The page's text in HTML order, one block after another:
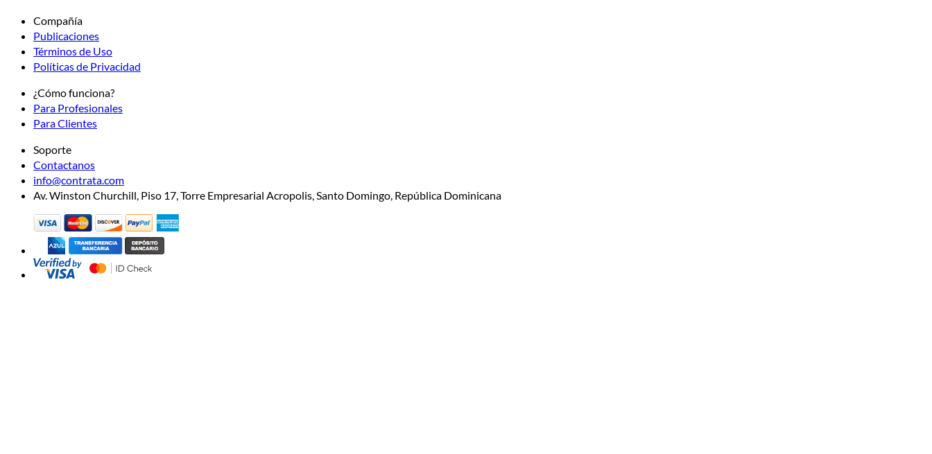
Compañía
Publicaciones
Términos de Uso
Políticas de Privacidad
¿Cómo funciona?
Para Profesionales
Para Clientes
Soporte
Contactanos
info@contrata.com
Av. Winston Churchill, Piso 17, Torre Empresarial Acropolis, Santo Domingo, República Dominicana